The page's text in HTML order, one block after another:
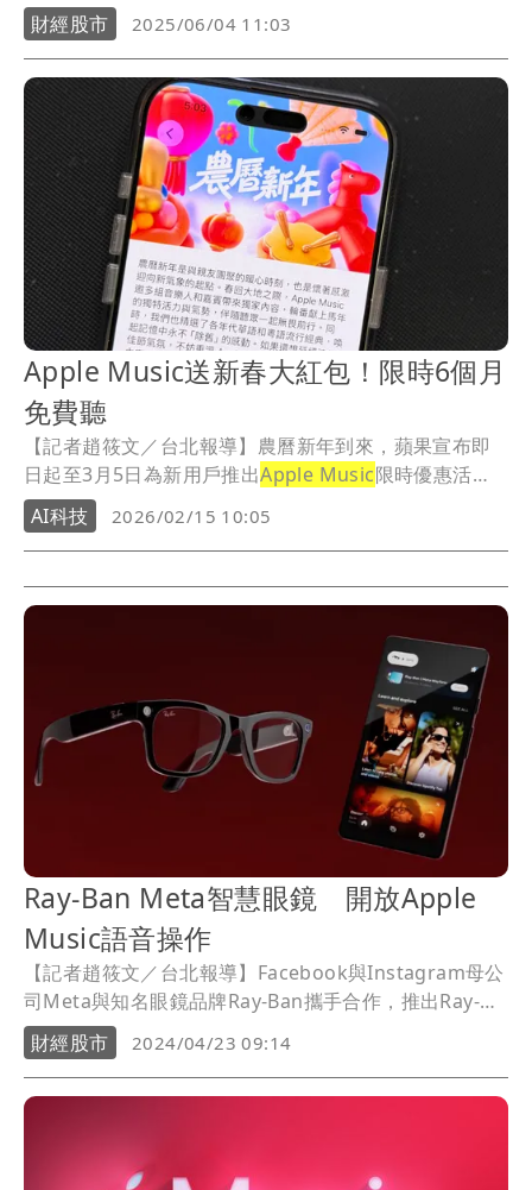
出年度指定歌單《WWDC25 Hello》。這是蘋果自2020
年起延續至今的傳統，藉由音樂為全球開發者大會注入
一絲輕快氛圍，無論是準備前往現場還是留在家中享受
科技盛宴，都能感受到這場活動的節奏。
財經股市 2025/06/04 11:03
Apple Music送新春大紅包！限時6個月
免費聽
【記者趙筱文／台北報導】農曆新年到來，蘋果宣布即
日起至3月5日為新用戶推出Apple Music限時優惠活
動，從免費的1個月試用期延長至6個月，試用期結束
後，將以每月$165方案自動續訂，若不打算繼續使用，
可以在期限前自行取消。
AI科技 2026/02/15 10:05
Ray-Ban Meta智慧眼鏡 開放Apple
Music語音操作
【記者趙筱文／台北報導】Facebook與Instagram母公
司Meta與知名眼鏡品牌Ray-Ban攜手合作，推出Ray-
Ban Meta Smart Glasses智慧眼鏡，也是全球首款具備
Facebook與Instagram串流直播的智慧眼鏡，眼鏡配有
12MP超廣角鏡頭，可以錄製60秒的1080p影片（錄製影
片時眼鏡旁會亮起白燈做出提示），現在透過軟體更新
財經股市 2024/04/23 09:14